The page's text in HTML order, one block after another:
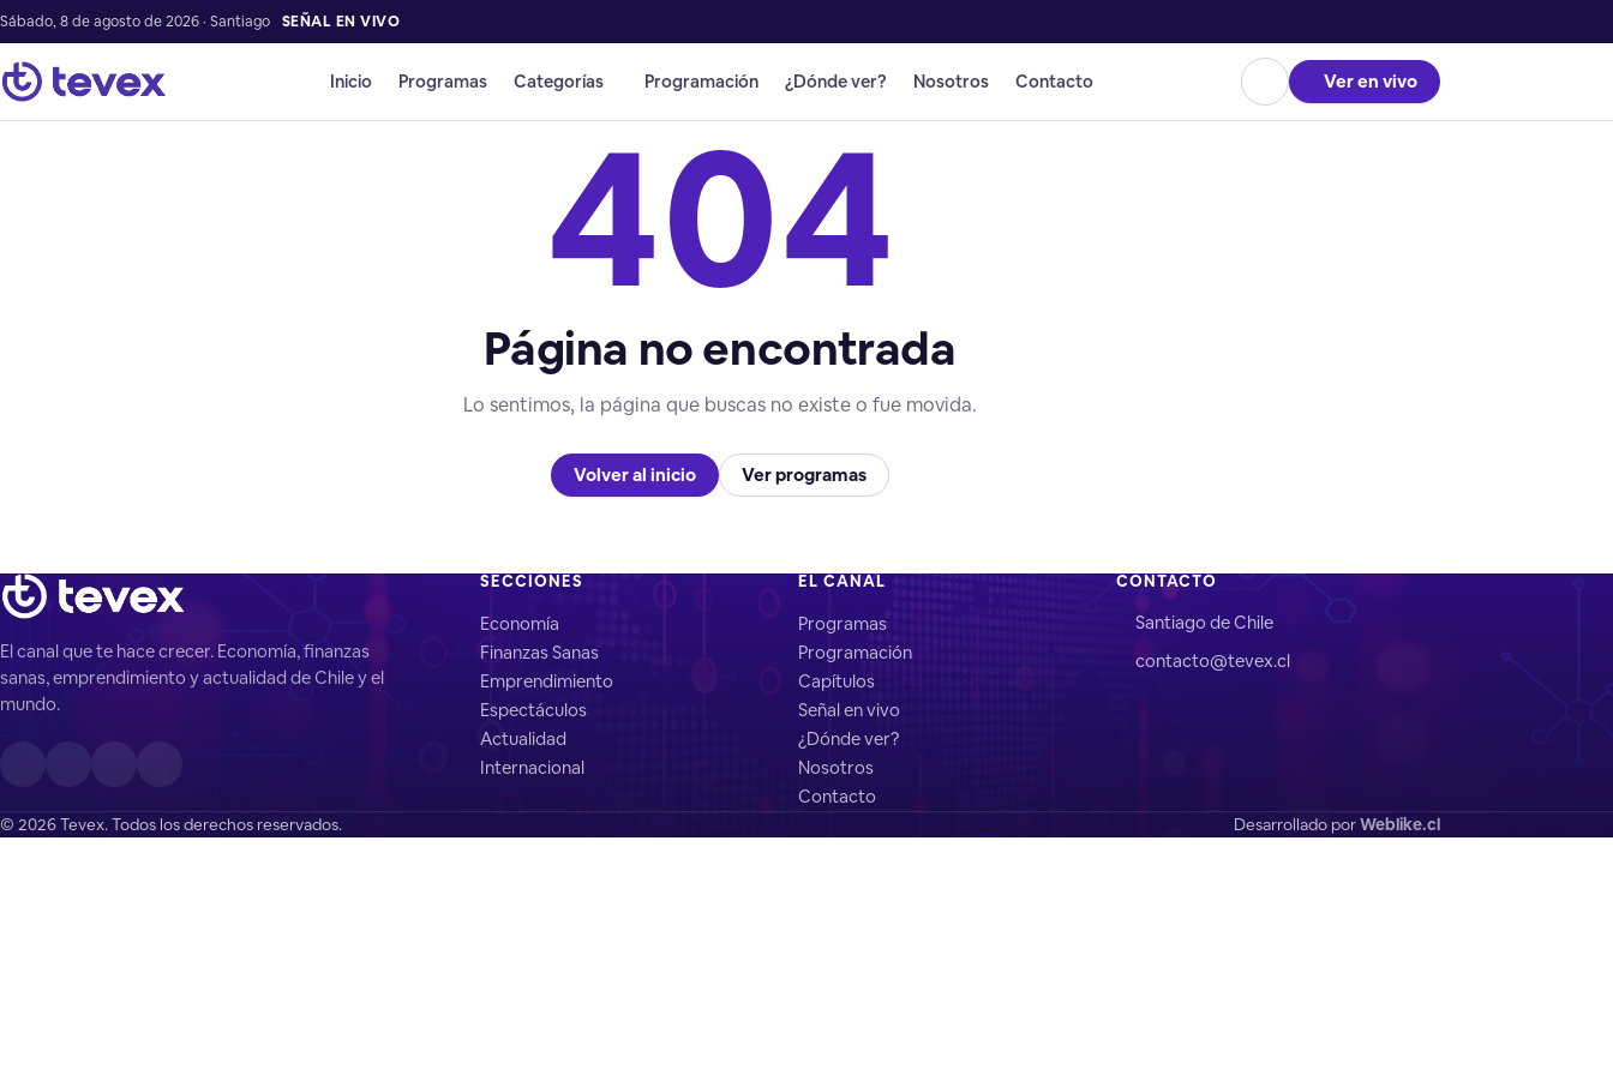
Sábado, 8 de agosto de 2026 · Santiago SEÑAL EN VIVO
Inicio Programas Categorías Programación ¿Dónde ver? Nosotros Contacto Ver en vivo
404
Página no encontrada
Lo sentimos, la página que buscas no existe o fue movida.
Volver al inicio Ver programas
El canal que te hace crecer. Economía, finanzas
sanas, emprendimiento y actualidad de Chile y el
mundo.
SECCIONES
Economía
Finanzas Sanas
Emprendimiento
Espectáculos
Actualidad
Internacional
EL CANAL
Programas
Programación
Capítulos
Señal en vivo
¿Dónde ver?
Nosotros
Contacto
CONTACTO
Santiago de Chile
contacto@tevex.cl
© 2026 Tevex. Todos los derechos reservados. Desarrollado porWeblike.cl